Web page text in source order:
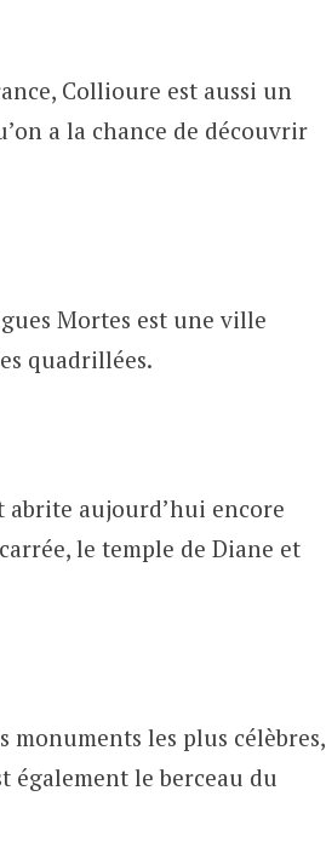
Collioure est aussi un
a la chance de découvrir
Mortes est une ville
quadrillées.
abrite aujourd’hui encore
le temple de Diane et
les plus célèbres,
également le berceau du